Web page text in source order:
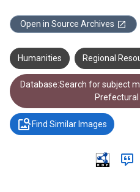
Open in Source Archives
Humanities Regional
Database:Search for subject
Find Similar Images